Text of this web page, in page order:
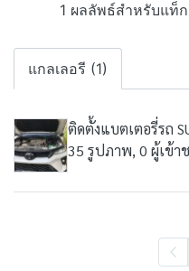
1 ผลลัพธ์สำหรับแท็ก
แกลเลอรี (1)
ติดตั้งแบตเตอรี่รถ
35 รูปภาพ, 0 ผู้เข้า